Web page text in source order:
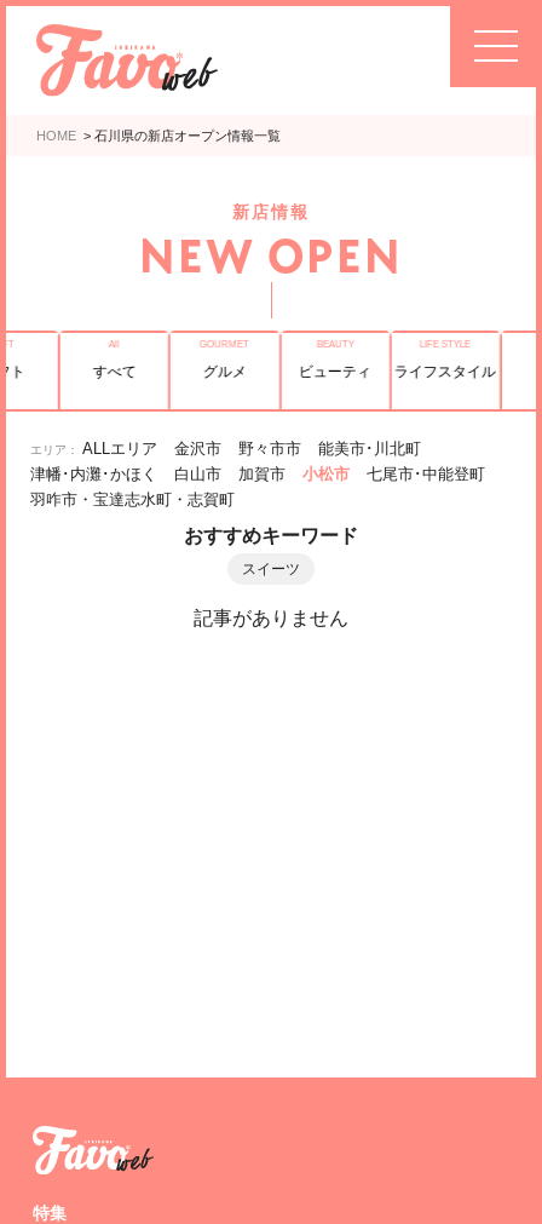
HOME > 石川県の新店オープン情報一覧
新店情報
NEW OPEN
ト すべて グルメ ビューティ ライフスタイル
ALLエリア 金沢市 野々市市
能美市･川北町
津幡･内灘･かほく
白山市 加賀市 小松市
七尾市･中能登町
羽咋市・宝達志水町・志賀町
おすすめキーワード
スイーツ
記事がありません
特集